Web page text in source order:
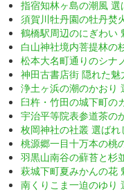
指宿知林ヶ島の潮風 選
須賀川牡丹園の牡丹焚
鶴橋駅周辺のにぎわい
白山神社境内菩提林の
松本大名町通りのシナ
神田古書店街 隠れた
浄土ヶ浜の潮のかおり
臼杵・竹田の城下町の
宇治平等院表参道茶の
枚岡神社の社叢 選ばれ
桃源郷一目十万本の桃
羽黒山南谷の蘚苔と杉
萩城下町夏みかんの花
南くりこま一迫のゆり